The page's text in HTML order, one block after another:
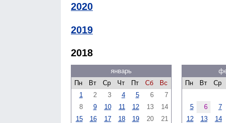
2020
2019
2018
январь
Пн
Вт Ср Чт Пт Сб
Вс
1
2 3 4 5 6
7
8
9 10 11 12 13
14
15
16 17 18 19 20
21
Пн
Вт Ср
5
6 7
12
13 14